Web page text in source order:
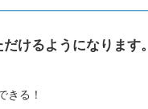
けるようになります。
きる！